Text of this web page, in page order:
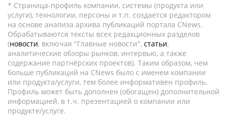
* Страница-профиль компании, системы (продукта или
услуги), технологии, персоны и т.п. создается редактором
на основе анализа архива публикаций портала CNews.
Обрабатываются тексты всех редакционных разделов
(новости, включая "Главные новости", статьи,
аналитические обзоры рынков, интервью, а также
содержание партнёрских проектов). Таким образом, чем
больше публикаций на CNews было с именем компании
или продукта/услуги, тем более информативен профиль.
Профиль может быть дополнен (обогащен) дополнительной
информацией, в т.ч. презентацией о компании или
продукте/услуге.